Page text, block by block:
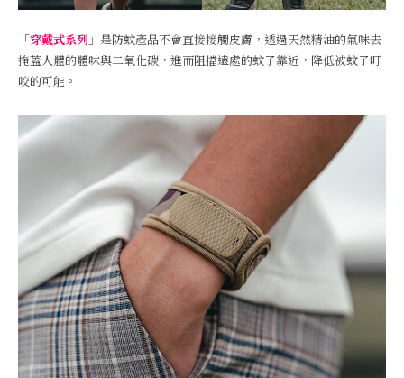
「穿戴式系列 」是防蚊產品不會直接接觸皮膚，透過天然精油的氣味去
掩蓋人體的體味與二氧化碳，進而阻擋遠處的蚊子靠近，降低被蚊子叮
咬的可能。